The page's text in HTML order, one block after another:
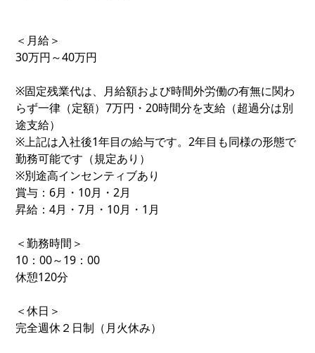
＜月給＞
30万円～40万円
※固定残業代は、月給額および時間外労働の有無に関わ
らず一律（定額）7万円・20時間分を支給（超過分は別
途支給）
※上記は入社後1年目の給与です。2年目も同様の形態で
勤務可能です（規定あり）
※別途高インセンティブあり
賞与：6月・10月・2月
昇給：4月・7月・10月・1月
＜勤務時間＞
10：00～19：00
休憩120分
＜休日＞
完全週休２日制（月火休み）